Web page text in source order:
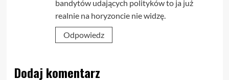
bandytów udających polityków to ja już
realnie na horyzoncie nie widzę.
Odpowiedz
Dodaj komentarz